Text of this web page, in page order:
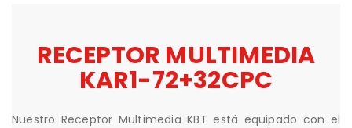
RECEPTOR MULTIMEDIA
KAR1-72+32CPC
Nuestro Receptor Multimedia KBT está equipado con el